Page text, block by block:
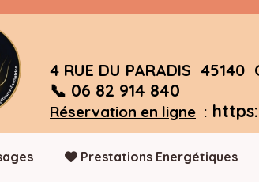
4 RUE DU PARADIS 45140
📞 06 82 914 840
Réservation en ligne :
Prestations Energétiques